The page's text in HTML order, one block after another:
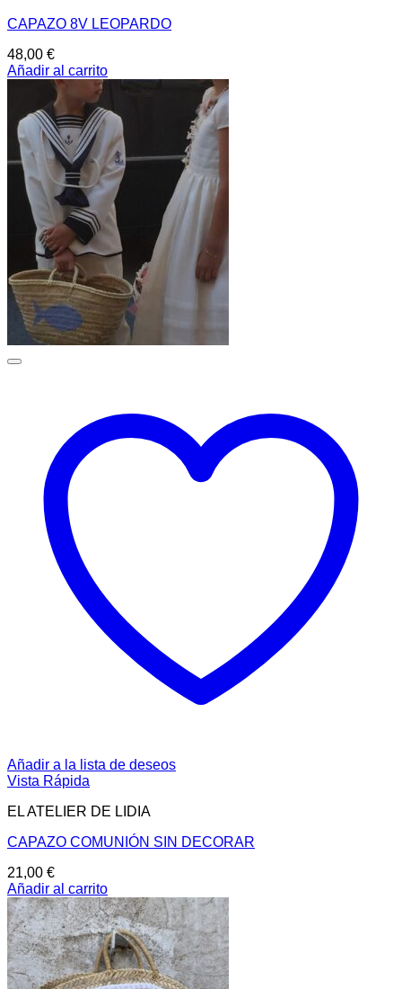
CAPAZO 8V LEOPARDO
48,00 €
Añadir al carrito
Añadir a la lista de deseos
Vista Rápida
EL ATELIER DE LIDIA
CAPAZO COMUNIÓN SIN DECORAR
21,00 €
Añadir al carrito